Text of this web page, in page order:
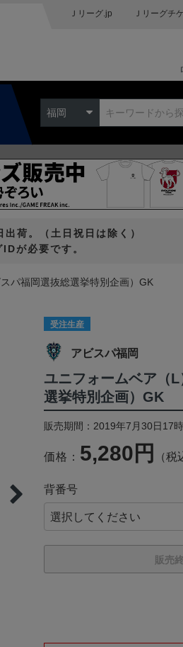
Ｊリーグ.jp Ｊリーグチ
福岡
荷。（土日祝日は除く）
が必要です。
パ福岡選抜総選挙特別企画）GK
受注生産
アビスパ福岡
ユニフォームベア（
選挙特別企画）GK
販売期間：2019年7月30日17
価格： 5,280円 （税
背番号
販売